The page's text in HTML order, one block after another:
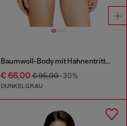
Baumwoll-Body mit Hahnentrittmuster
€ 66,00€ 95,00-30%
DUNKELGRAU